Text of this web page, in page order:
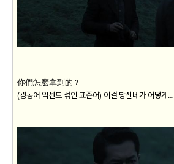
你們怎麼拿到的？
(광동어 악센트 섞인 표준어) 이걸 당신네가 어떻게…